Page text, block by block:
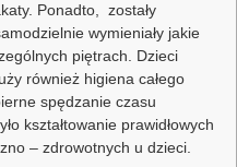
Ponadto, zostały
wymieniały jakie
piętrach. Dzieci
również higiena całego
spędzanie czasu
kształtowanie prawidłowych
– zdrowotnych u dzieci.